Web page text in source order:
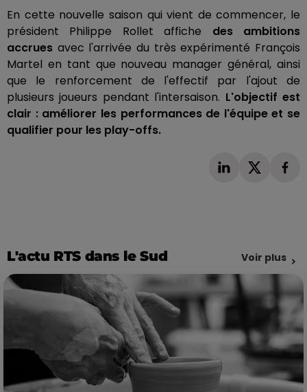
En cette nouvelle saison qui vient de commencer, le
président Philippe Rollet affiche des ambitions
accrues avec l'arrivée du très expérimenté François
Martel en tant que nouveau manager général, ainsi
que le renforcement de l'effectif par l'ajout de
plusieurs joueurs pendant l'intersaison. L'objectif est
clair : améliorer les performances de l'équipe et se
qualifier pour les play-offs.
L'actu RTS dans le Sud Voir plus